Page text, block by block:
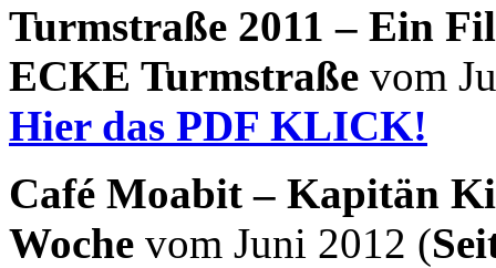
Turmstraße 2011 – Ein
ECKE Turmstraße vom
Hier das PDF KLICK!
Café Moabit – Kapitän
Woche vom Juni 2012 (